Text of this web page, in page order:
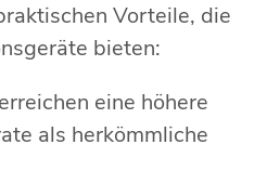
Vorteile, die
bieten:
eine höhere
als herkömmliche